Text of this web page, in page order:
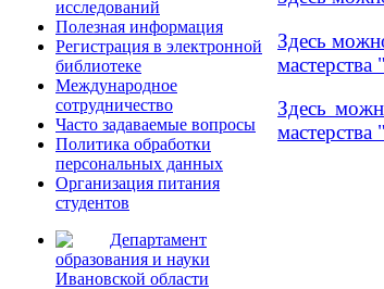
исследований
Полезная информация
Регистрация в электронной
библиотеке
Международное
сотрудничество
Часто задаваемые вопросы
Политика обработки
персональных данных
Организация питания
студентов
Департамент
образования и науки
Ивановской области
Здесь
Здесь